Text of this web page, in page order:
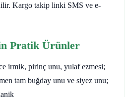
Kargo takip linki SMS ve e-
Pratik Ürünler
irmik, pirinç unu, yulaf ezmesi;
tam buğday unu ve siyez unu;